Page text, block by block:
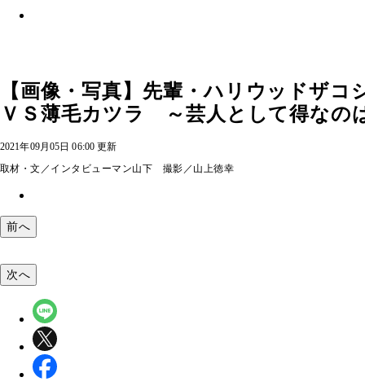
【画像・写真】先輩・ハリウッドザ
ＶＳ薄毛カツラ ～芸人として得なの
2021年09月05日 06:00 更新
取材・文／インタビューマン山下 撮影／山上徳幸
前へ
次へ